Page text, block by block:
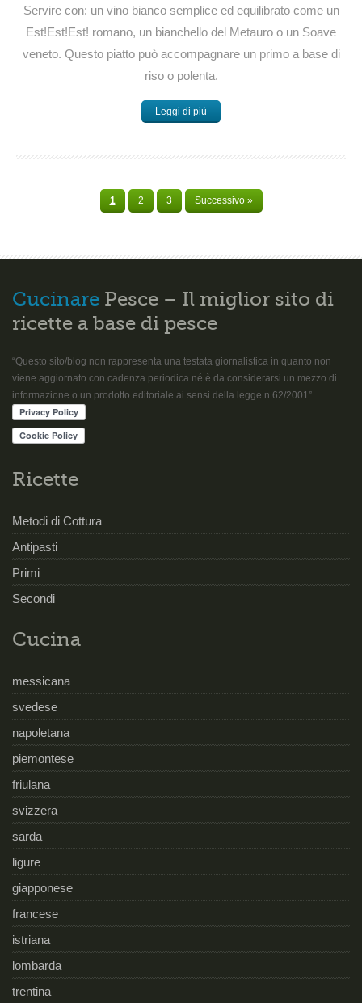
Servire con: un vino bianco semplice ed equilibrato come un
Est!Est!Est! romano, un bianchello del Metauro o un Soave
veneto. Questo piatto può accompagnare un primo a base di
riso o polenta.
Leggi di più
1 2 3 Successivo »
Cucinare Pesce – Il miglior sito di
ricette a base di pesce
“Questo sito/blog non rappresenta una testata giornalistica in quanto non
viene aggiornato con cadenza periodica né è da considerarsi un mezzo di
informazione o un prodotto editoriale ai sensi della legge n.62/2001”
Ricette
Metodi di Cottura
Antipasti
Primi
Secondi
Cucina
messicana
svedese
napoletana
piemontese
friulana
svizzera
sarda
ligure
giapponese
francese
istriana
lombarda
trentina